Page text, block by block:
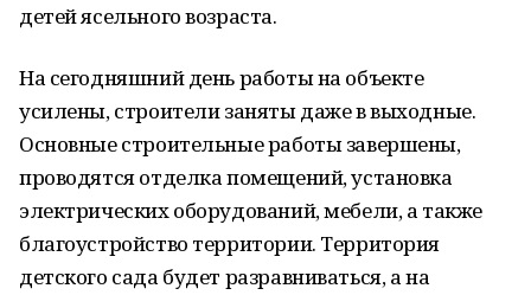
детей ясельного возраста.
На сегодняшний день работы на объекте
усилены, строители заняты даже в выходные.
Основные строительные работы завершены,
проводятся отделка помещений, установка
электрических оборудований, мебели, а также
благоустройство территории. Территория
детского сада будет разравниваться, а на